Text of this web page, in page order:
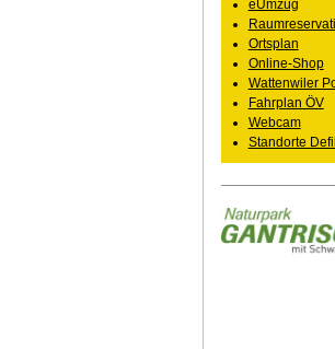
eUmzug
Ortsplan
Online-Shop
Wattenwiler
Fahrplan ÖV
Webcam
Standorte